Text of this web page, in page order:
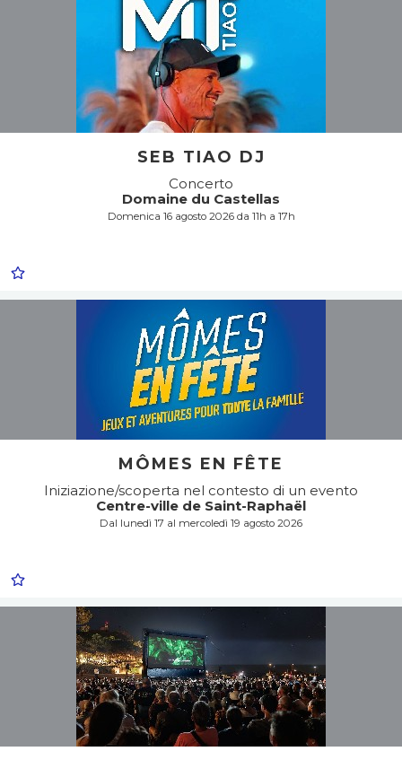
SEB TIAO DJ
Concerto
Domaine du Castellas
Domenica 16 agosto 2026 da 11h a 17h
MÔMES EN FÊTE
Iniziazione/scoperta nel contesto di un evento
Centre-ville de Saint-Raphaël
Dal lunedì 17 al mercoledì 19 agosto 2026